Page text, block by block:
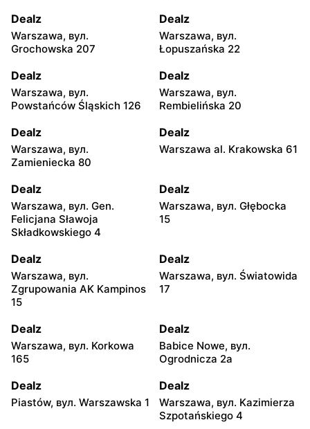
Dealz
Warszawa, вул.
Grochowska 207
Dealz
Warszawa, вул.
Łopuszańska 22
Dealz
Warszawa, вул.
Powstańców Śląskich 126
Dealz
Warszawa, вул.
Rembielińska 20
Dealz
Warszawa, вул.
Zamieniecka 80
Dealz
Warszawa al. Krakowska 61
Dealz
Warszawa, вул. Gen.
Felicjana Sławoja
Składkowskiego 4
Dealz
Warszawa, вул. Głębocka
15
Dealz
Warszawa, вул.
Zgrupowania AK Kampinos
15
Dealz
Warszawa, вул. Światowida
17
Dealz
Warszawa, вул. Korkowa
165
Dealz
Babice Nowe, вул.
Ogrodnicza 2a
Dealz
Piastów, вул. Warszawska 1
Dealz
Warszawa, вул. Kazimierza
Szpotańskiego 4